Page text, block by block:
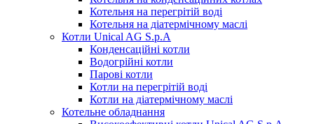
Котельня на перегрітій воді
Котельня на діатермічному маслі
Котли Unical AG S.p.A
Конденсаційні котли
Водогрійні котли
Парові котли
Котли на перегрітій воді
Котли на діатермічному маслі
Котельне обладнання